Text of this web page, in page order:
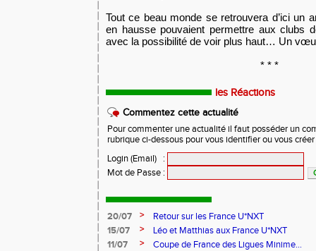
Tout ce beau monde se retrouvera d’ici un
en hausse pouvaient permettre aux clubs
avec la possibilité de voir plus haut… Un
* * *
les Réactions
Commentez cette actualité
Pour commenter une actualité il faut posséder un
rubrique ci-dessous pour vous identifier ou vous
Login (Email)
:
Mot de Passe :
20/07 >
Retour sur les France U*NXT
15/07
>
Léo et Matthias aux France U*NXT
11/07
>
Coupe de France des Ligues Minime...